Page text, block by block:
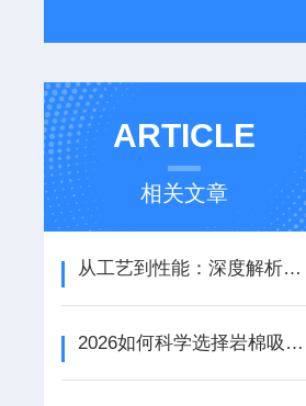
ARTICLE
相关文章
从工艺到性能：深度解析铝天花吸音板的结构优势与应用场景
2026如何科学选择岩棉吸音板：性能参数、安装工艺与场景适配